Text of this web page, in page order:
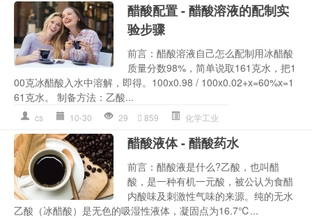
醋酸配置 - 醋酸溶液的配制实
验步骤
前言：醋酸溶液自己怎么配制用冰醋酸
质量分数98%，简单说取161克水，把1
00克冰醋酸入水中溶解，即得。100x0.98 / 100x0.02+x=60%x=1
61克水。 制备方法：乙酸...
cs 10-30 29 859 化学工业
醋酸液体 - 醋酸药水
前言：醋酸液是什么?乙酸，也叫醋
酸，是一种有机一元酸，被公认为食醋
内酸味及刺激性气味的来源。纯的无水
乙酸（冰醋酸）是无色的吸湿性液体，凝固点为16.7℃...